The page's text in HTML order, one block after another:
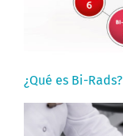
¿Qué es Bi-Rads?